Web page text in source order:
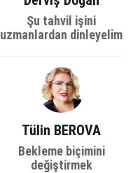
Şu tahvil işini
uzmanlardan dinleyelim
Tülin BEROVA
Bekleme biçimini
değiştirmek